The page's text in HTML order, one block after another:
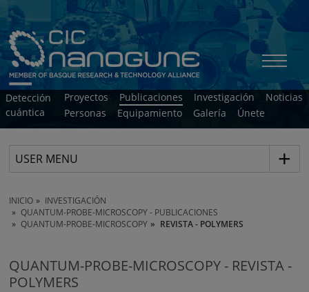
Detección
cuántica
Proyectos Publicaciones Investigación
Noticias
Personas
Equipamiento Galería Únete
USER MENU
INICIO
INVESTIGACIÓN
QUANTUM-PROBE-MICROSCOPY - PUBLICACIONES
QUANTUM-PROBE-MICROSCOPY
REVISTA - POLYMERS
QUANTUM-PROBE-MICROSCOPY - REVISTA -
POLYMERS